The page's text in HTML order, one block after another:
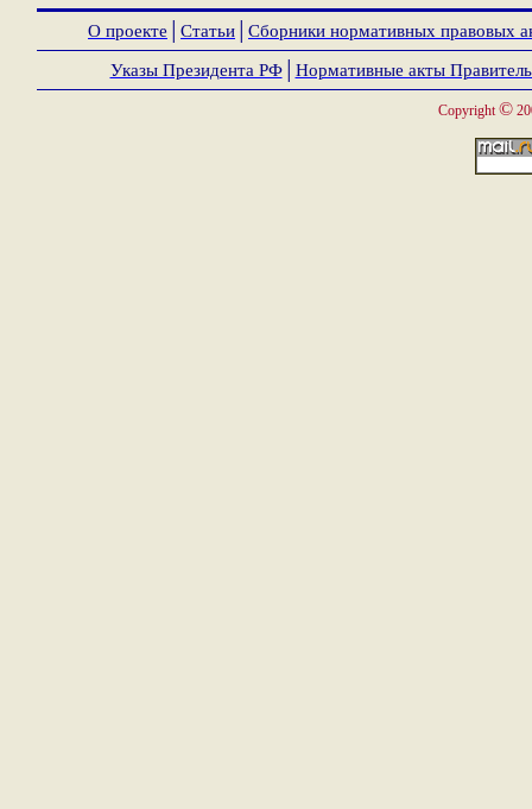
О проекте Статьи Сборники нормативных правовых
Указы Президента РФ│ Нормативные акты
Copyright ©